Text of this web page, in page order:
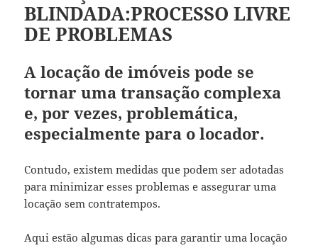
BLINDADA:PROCESSO LIVRE
DE PROBLEMAS
A locação de imóveis pode se
tornar uma transação complexa
e, por vezes, problemática,
especialmente para o locador.
Contudo, existem medidas que podem ser adotadas
para minimizar esses problemas e assegurar uma
locação sem contratempos.
Aqui estão algumas dicas para garantir uma locação